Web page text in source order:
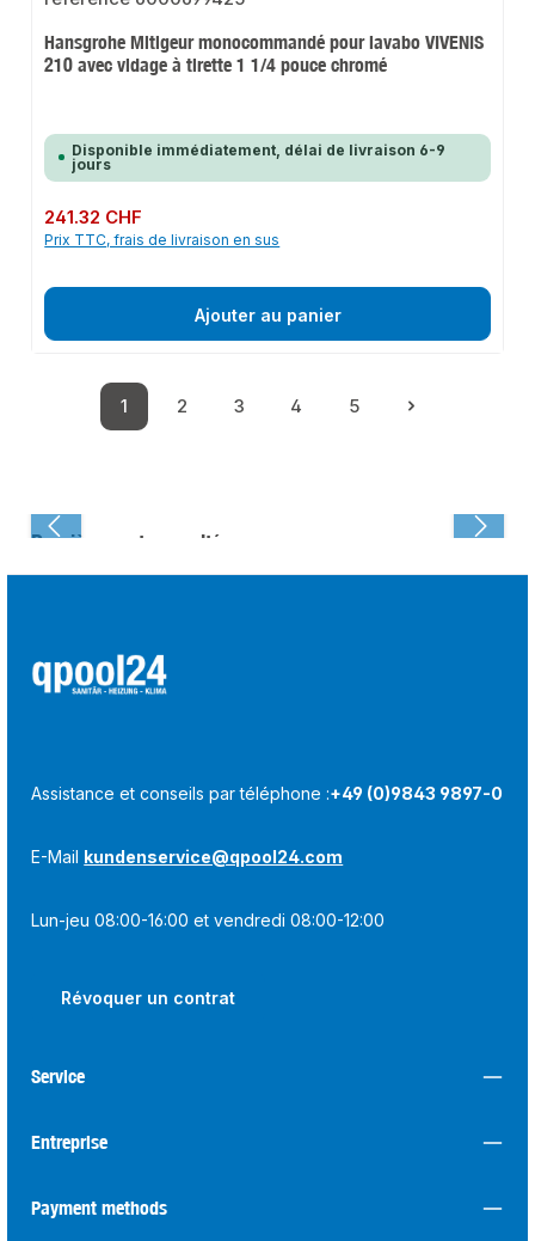
Hansgrohe Mitigeur monocommandé pour lavabo VIVENIS
210 avec vidage à tirette 1 1/4 pouce chromé
Disponible immédiatement, délai de livraison 6-9
jours
Prix régulier :
241.32 CHF
Prix TTC, frais de livraison en sus
Ajouter au panier
Page
1
Page
2
Page
3
Page
4
Page
5
Dernièrement consulté :
Assistance et conseils par téléphone :+49 (0)9843 9897-0
E-Mail kundenservice@qpool24.com
Lun-jeu 08:00-16:00 et vendredi 08:00-12:00
Révoquer un contrat
Service
Entreprise
Payment methods